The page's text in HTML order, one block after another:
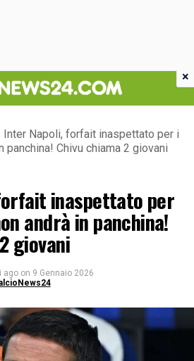
Inter Napoli, forfait inaspettato per i
panchina! Chivu chiama 2 giovani
inaspettato per
andrà in panchina!
giovani
ago on 9 Gennaio 2026
×